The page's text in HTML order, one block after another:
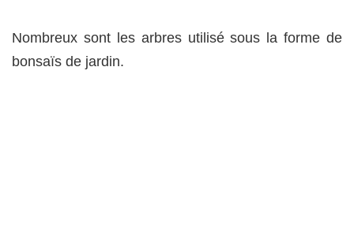
Nombreux sont les arbres utilisé sous la forme de
bonsaïs de jardin.